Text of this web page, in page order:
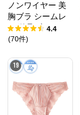
ノンワイヤー 美
胸ブラ シームレ
ス 単品ブラジャ
ー
4.4
(70件)
19